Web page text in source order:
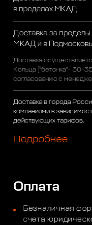
в пределах МКАД
Доставка за пределы
МКАД и в
Доставка
Кольца ("бетонка"- 30-
согласованию с
Доставка в города
компаниями в
действующих тарифов.
Подробнее
Оплата
Безналичная
счета